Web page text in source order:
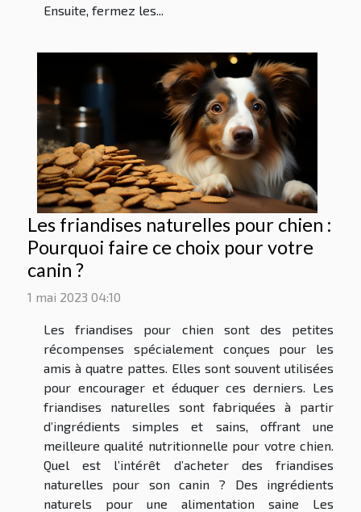
Ensuite, fermez les...
Les friandises naturelles pour chien :
Pourquoi faire ce choix pour votre
canin ?
1 mai 2023 04:10
Les friandises pour chien sont des petites
récompenses spécialement conçues pour les
amis à quatre pattes. Elles sont souvent utilisées
pour encourager et éduquer ces derniers. Les
friandises naturelles sont fabriquées à partir
d’ingrédients simples et sains, offrant une
meilleure qualité nutritionnelle pour votre chien.
Quel est l’intérêt d’acheter des friandises
naturelles pour son canin ? Des ingrédients
naturels pour une alimentation saine Les